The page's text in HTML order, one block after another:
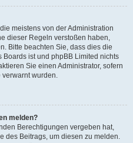
meistens von der Administration
dieser Regeln verstoßen haben,
Bitte beachten Sie, dass dies die
Boards ist und phpBB Limited nichts
Sie einen Administrator, sofern
verwarnt wurden.
melden?
Berechtigungen vergeben hat,
des Beitrags, um diesen zu melden.